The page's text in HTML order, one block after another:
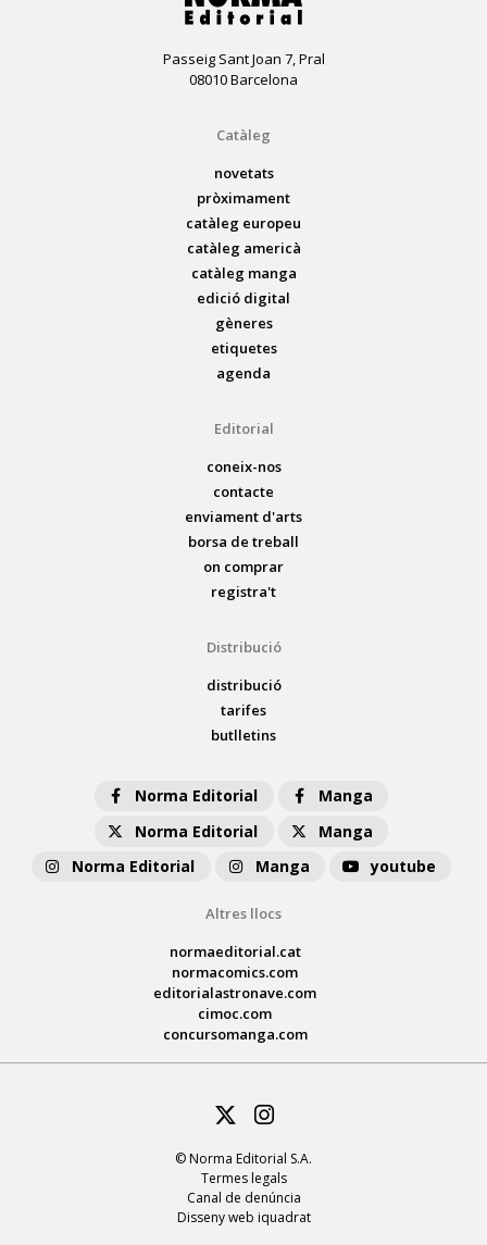
Passeig Sant Joan 7, Pral
08010 Barcelona
Catàleg
novetats
pròximament
catàleg europeu
catàleg americà
catàleg manga
edició digital
gèneres
etiquetes
agenda
Editorial
coneix-nos
contacte
enviament d'arts
borsa de treball
on comprar
registra't
Distribució
distribució
tarifes
butlletins
Norma Editorial
Manga
Norma Editorial
Manga
Norma Editorial
Manga youtube
Altres llocs
normaeditorial.cat
normacomics.com
editorialastronave.com
cimoc.com
concursomanga.com
© Norma Editorial S.A.
Termes legals
Canal de denúncia
Disseny web iquadrat
Twitter
Instagram